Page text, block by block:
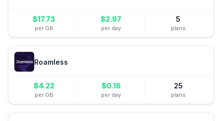
$17.73
per GB
$2.97
per day
5
plans
Roamless
$4.22
per GB
$0.16
per day
25
plans